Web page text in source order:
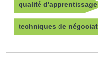
qualité d'apprentissage
techniques de